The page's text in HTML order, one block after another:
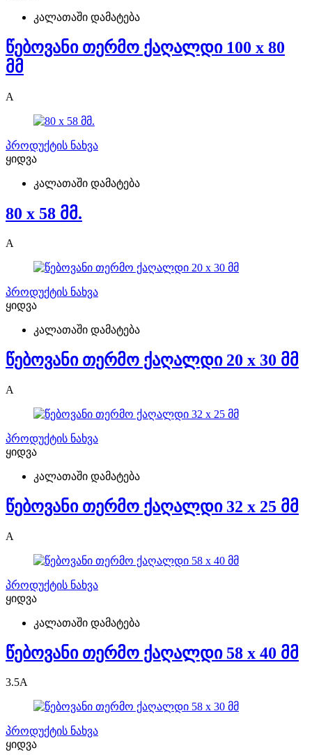
კალათაში დამატება
წებოვანი თერმო ქაღალდი 100 x 80
მმ
A
პროდუქტის ნახვა
ყიდვა
კალათაში დამატება
80 x 58 მმ.
A
პროდუქტის ნახვა
ყიდვა
კალათაში დამატება
წებოვანი თერმო ქაღალდი 20 x 30 მმ
A
პროდუქტის ნახვა
ყიდვა
კალათაში დამატება
წებოვანი თერმო ქაღალდი 32 x 25 მმ
A
პროდუქტის ნახვა
ყიდვა
კალათაში დამატება
წებოვანი თერმო ქაღალდი 58 x 40 მმ
3.5A
პროდუქტის ნახვა
ყიდვა